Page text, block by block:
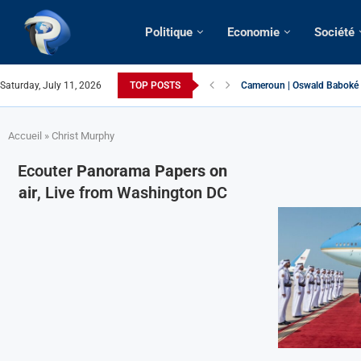
Politique Economie Société
Saturday, July 11, 2026 TOP POSTS France | Gangsterisme
Accueil » Christ Murphy
Ecouter Panorama Papers on
air, Live from Washington DC